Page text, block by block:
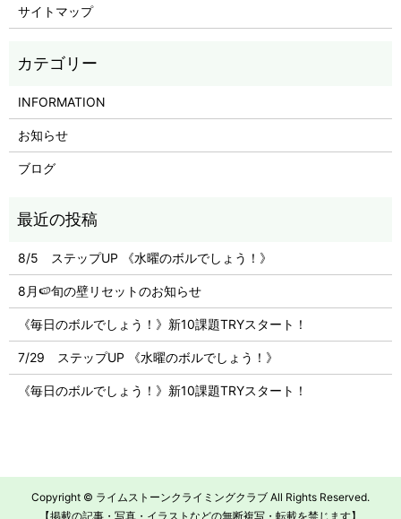
サイトマップ
INFORMATION
お知らせ
ブログ
8/5 ステップUP 《水曜のボルでしょう！》
8月🍉旬の壁リセットのお知らせ
《毎日のボルでしょう！》新10課題TRYスタート！
7/29 ステップUP 《水曜のボルでしょう！》
《毎日のボルでしょう！》新10課題TRYスタート！
Copyright © ライムストーンクライミングクラブ All Rights Reserved.
【掲載の記事・写真・イラストなどの無断複写・転載を禁じます】